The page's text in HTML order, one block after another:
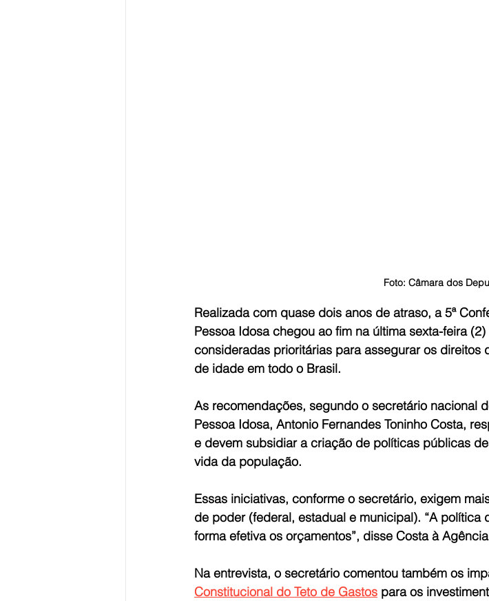
Foto: Câmara dos
Realizada com quase dois anos de atraso, a 5ª
Pessoa Idosa chegou ao fim na última sexta-feira
consideradas prioritárias para assegurar os direitos
de idade em todo o Brasil.
As recomendações, segundo o secretário nacional
Pessoa Idosa, Antonio Fernandes Toninho Costa,
e devem subsidiar a criação de políticas públicas
vida da população.
Essas iniciativas, conforme o secretário, exigem
de poder (federal, estadual e municipal). “A política
forma efetiva os orçamentos”, disse Costa à
Na entrevista, o secretário comentou também os
Constitucional do Teto de Gastos para os